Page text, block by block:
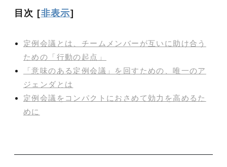
目次 [非表示]
定例会議とは、チームメンバーが互いに助け合う
ための「行動の起点」
「意味のある定例会議」を回すための、唯一のア
ジェンダとは
定例会議をコンパクトにおさめて効力を高めるた
めに